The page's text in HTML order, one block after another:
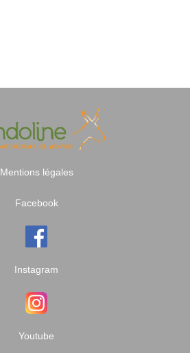
Mentions légales
Facebook
Instagram
Youtube